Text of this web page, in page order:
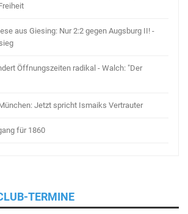
aus Giesing: Nur 2:2 gegen Augsburg II! -
Öffnungszeiten radikal - Walch: "Der
Jetzt spricht Ismaiks Vertrauter
für 1860
TERMINE